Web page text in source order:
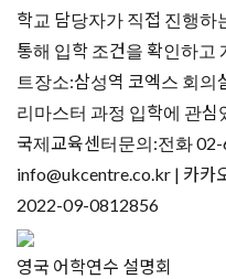
학교 담당자가 직접 진행하
통해 입학 조건을 확인하고
트장소:삼성역 코엑스 회의
리마스터 과정 입학에 관
국제교육센터문의:전화
info@ukcentre.co.kr | 카카
2022-09-0812856
영국 어학연수 설명회